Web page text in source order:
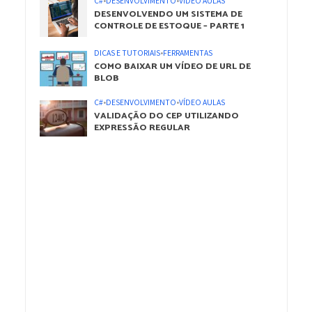
DESENVOLVENDO UM SISTEMA DE
CONTROLE DE ESTOQUE – PARTE 1
DICAS E TUTORIAIS•FERRAMENTAS
COMO BAIXAR UM VÍDEO DE URL DE
BLOB
C#•DESENVOLVIMENTO•VÍDEO AULAS
VALIDAÇÃO DO CEP UTILIZANDO
EXPRESSÃO REGULAR